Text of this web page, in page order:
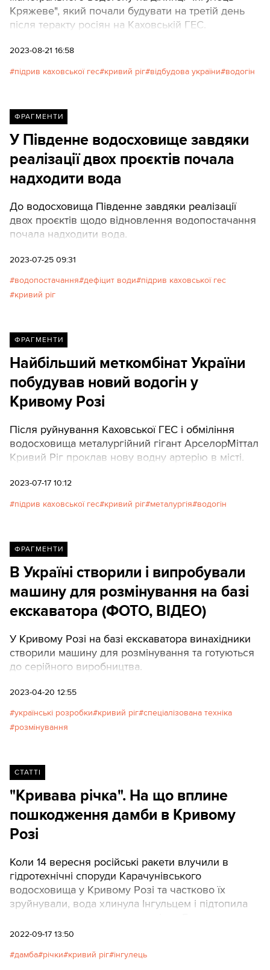
Кряжеве", який почали будувати на третій день
після теракту росіян на Каховській ГЕС.
2023-08-21 16:58
підрив каховської гес кривий ріг відбудова україни водогін
ФРАГМЕНТИ
У Південне водосховище завдяки
реалізації двох проєктів почала
надходити вода
До водосховища Південне завдяки реалізації
двох проєктів щодо відновлення водопостачання
почала надходити вода.
2023-07-25 09:31
водопостачання дефіцит води підрив каховської гес
кривий ріг
ФРАГМЕНТИ
Найбільший меткомбінат України
побудував новий водогін у
Кривому Розі
Після руйнування Каховської ГЕС і обміління
водосховища металургійний гігант АрселорМіттал
Кривий Ріг проклав нову водну артерію в місті.
2023-07-17 10:12
підрив каховської гес кривий ріг металургія водогін
ФРАГМЕНТИ
В Україні створили і випробували
машину для розмінування на базі
екскаватора (ФОТО, ВІДЕО)
У Кривому Розі на базі екскаватора винахідники
створили машину для розмінування та готуються
до серійного виробництва.
2023-04-20 12:55
українські розробки кривий ріг спеціалізована техніка
розмінування
СТАТТІ
"Кривава річка". На що вплине
пошкодження дамби в Кривому
Розі
Коли 14 вересня російські ракети влучили в
гідротехнічні споруди Карачунівського
водосховища у Кривому Розі та частково їх
зруйнували, вода хлинула Інгульцем і підтопила
криворіжців охопила хвиля тривоги – люди
наповнювати ванни. Також сотні, якщо не тисячі
2022-09-17 13:50
дамба річки кривий ріг інгулець